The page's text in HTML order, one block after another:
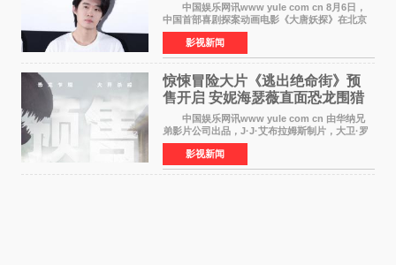
中国娱乐网讯www yule com cn 8月6日，
中国首部喜剧探案动画电影《大唐妖探》在北京
举办电影首映礼。导演程腾、联合导演黄珉、总
制片人曹紫建、制片人李莹莹，配音导演张喆，
对白指导程寅，领
影视新闻
惊悚冒险大片《逃出绝命街》预
售开启 安妮海瑟薇直面恐龙围猎
中国娱乐网讯www yule com cn 由华纳兄
弟影片公司出品，J·J·艾布拉姆斯制片，大卫·罗
伯特·米切尔执导，好莱坞巨星安妮·海瑟薇和伊万
·麦克格雷格领衔主演的2026暑期惊悚冒险大片
《逃出绝
影视新闻